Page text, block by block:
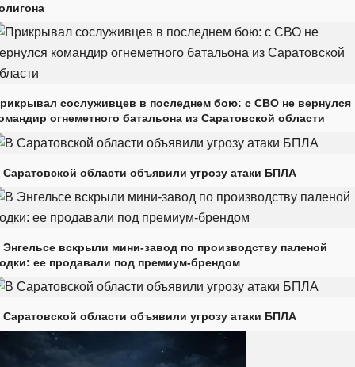
сослуживцев в последнем бою: с СВО не вернулся
огнеметного батальона из Саратовской области
Саратовской области объявили угрозу атаки БПЛА
Энгельсе вскрыли мини-завод по производству паленой
ее продавали под премиум-брендом
Саратовской области объявили угрозу атаки БПЛА